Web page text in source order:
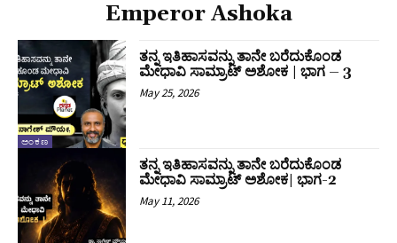
Emperor Ashoka
ಅಂಕಣ
ತನ್ನ ಇತಿಹಾಸವನ್ನು ತಾನೇ ಬರೆದುಕೊಂಡ
ಮೇಧಾವಿ ಸಾಮ್ರಾಟ್‌ ಅಶೋಕ | ಭಾಗ – 3
May 25, 2026
ತನ್ನ ಇತಿಹಾಸವನ್ನು ತಾನೇ ಬರೆದುಕೊಂಡ
ಮೇಧಾವಿ ಸಾಮ್ರಾಟ್‌ ಅಶೋಕ| ಭಾಗ-2
May 11, 2026